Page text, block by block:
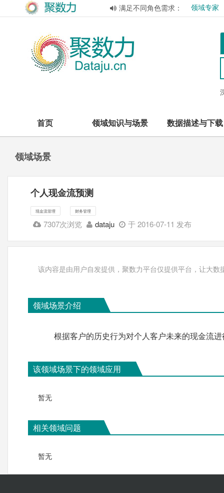
满足不同角色需求： 领域专家
首页 领域知识与场景 数据描述与下载
领域场景
个人现金流预测
现金流管理 财务管理
7307次浏览 dataju 于 2016-07-11 发布
该内容是由用户自发提供，聚数力平台仅提供平台，让大
领域场景介绍
根据客户的历史行为对个人客户未来的现金流
该领域场景下的领域应用
暂无
相关领域问题
暂无